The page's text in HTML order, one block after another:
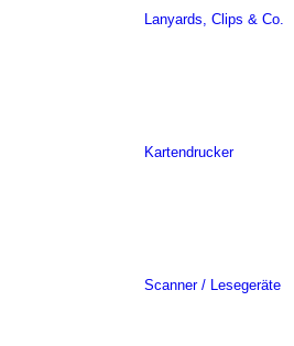
Lanyards, Clips & Co.
Kartendrucker
Scanner / Lesegeräte